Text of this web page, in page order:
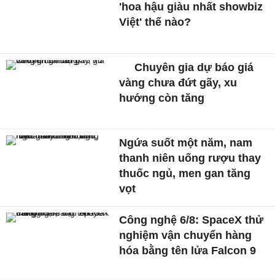
'hoa hậu giàu nhất showbiz
Việt' thế nào?
Chuyên gia dự báo giá
vàng chưa đứt gãy, xu
hướng còn tăng
Ngứa suốt một năm, nam
thanh niên uống rượu thay
thuốc ngủ, men gan tăng
vọt
Công nghệ 6/8: SpaceX thử
nghiệm vận chuyển hàng
hóa bằng tên lửa Falcon 9